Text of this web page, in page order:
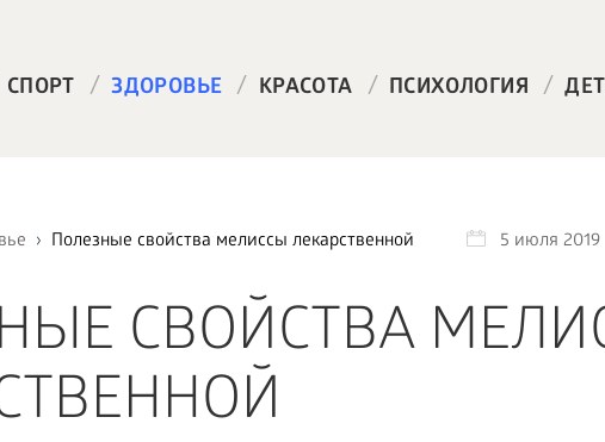
СПОРТ / ЗДОРОВЬЕ / КРАСОТА / ПСИХОЛОГИЯ /
Полезные свойства мелиссы лекарственной 5 июля 2019
СВОЙСТВА